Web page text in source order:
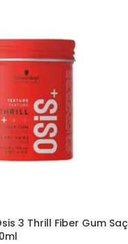
3 Thrill Fiber Gum Saç